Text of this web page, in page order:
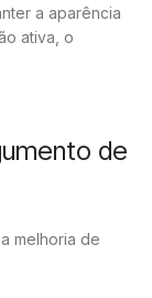
a aparência
ativa, o
de
melhoria de